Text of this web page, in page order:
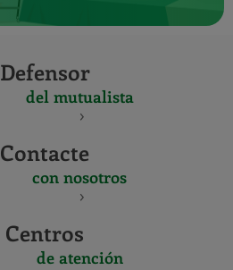
Defensor
del mutualista
Contacte
con nosotros
Centros
de atención